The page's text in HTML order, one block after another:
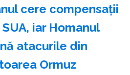
cere compensaţii
iar Homanul
atacurile din
Ormuz